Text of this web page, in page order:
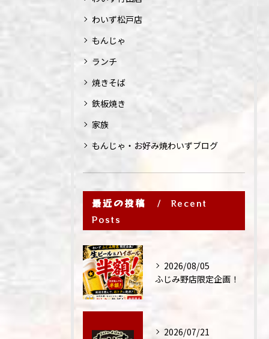
わいず松戸店
もんじゃ
ランチ
焼きそば
鉄板焼き
家族
もんじゃ・お好み焼わいずブログ
最近の投稿
Recent
Posts
2026/08/05
ふじみ野店限定企画！
2026/07/21